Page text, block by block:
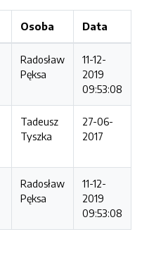
Osoba Data
Radosław
Pęksa
11-12-
2019
09:53:08
Tadeusz
Tyszka
27-06-
2017
Radosław
Pęksa
11-12-
2019
09:53:08